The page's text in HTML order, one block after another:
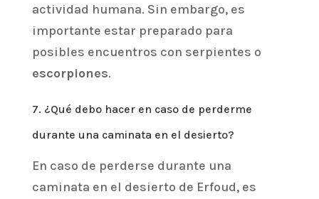
actividad humana. Sin embargo, es
importante estar preparado para
posibles encuentros con serpientes o
escorpiones.
7. ¿Qué debo hacer en caso de perderme
durante una caminata en el desierto?
En caso de perderse durante una
caminata en el desierto de Erfoud, es